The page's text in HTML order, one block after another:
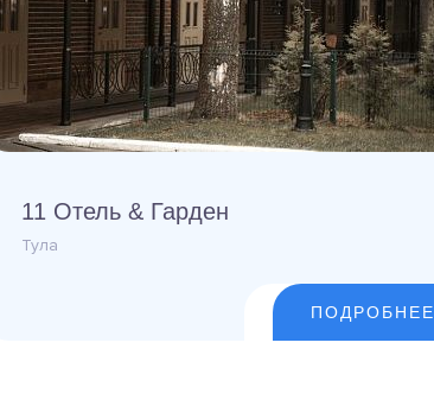
11 Отель & Гарден
Тула
ПОДРОБНЕЕ